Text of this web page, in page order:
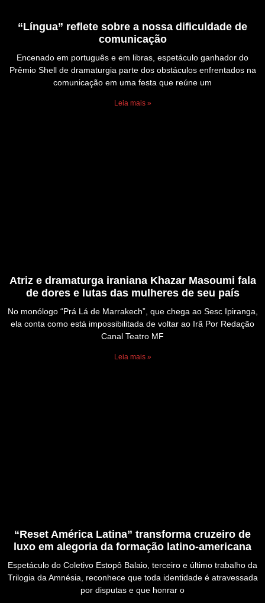
“Língua” reflete sobre a nossa dificuldade de
comunicação
Encenado em português e em libras, espetáculo ganhador do
Prêmio Shell de dramaturgia parte dos obstáculos enfrentados na
comunicação em uma festa que reúne um
Leia mais »
Atriz e dramaturga iraniana Khazar Masoumi fala
de dores e lutas das mulheres de seu país
No monólogo “Prá Lá de Marrakech”, que chega ao Sesc Ipiranga,
ela conta como está impossibilitada de voltar ao Irã Por Redação
Canal Teatro MF
Leia mais »
“Reset América Latina” transforma cruzeiro de
luxo em alegoria da formação latino-americana
Espetáculo do Coletivo Estopô Balaio, terceiro e último trabalho da
Trilogia da Amnésia, reconhece que toda identidade é atravessada
por disputas e que honrar o